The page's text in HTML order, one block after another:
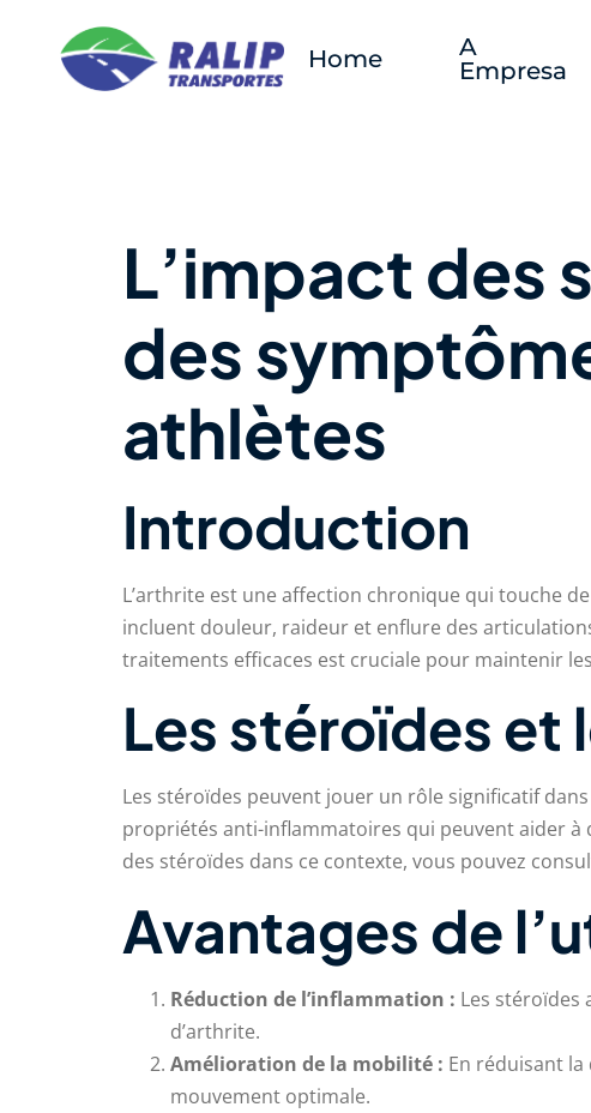
Home
A
Empresa
L’impact des
des
athlètes
Introduction
L’arthrite est une affection chronique qui touche
incluent douleur, raideur et enflure des
traitements efficaces est cruciale pour maintenir
Les stéroïdes
Les stéroïdes peuvent jouer un rôle significatif
propriétés anti-inflammatoires qui peuvent aider à
des stéroïdes dans ce contexte, vous pouvez
Avantages de
Réduction de l’inflammation : Les
d’arthrite.
Amélioration de la mobilité : En réduisant
mouvement optimale.